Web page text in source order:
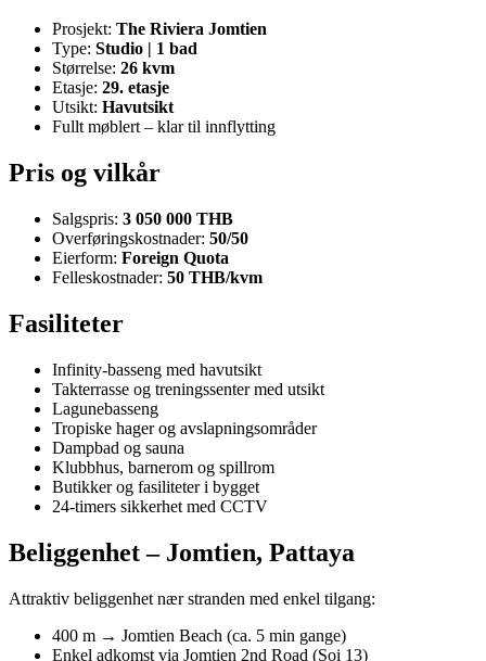
Prosjekt: The Riviera Jomtien
Type: Studio | 1 bad
Størrelse: 26 kvm
Etasje: 29. etasje
Utsikt: Havutsikt
Fullt møblert – klar til innflytting
Pris og vilkår
Salgspris: 3 050 000 THB
Overføringskostnader: 50/50
Eierform: Foreign Quota
Felleskostnader: 50 THB/kvm
Fasiliteter
Infinity-basseng med havutsikt
Takterrasse og treningssenter med utsikt
Lagunebasseng
Tropiske hager og avslapningsområder
Dampbad og sauna
Klubbhus, barnerom og spillrom
Butikker og fasiliteter i bygget
24-timers sikkerhet med CCTV
Beliggenhet – Jomtien, Pattaya
Attraktiv beliggenhet nær stranden med enkel tilgang:
400 m → Jomtien Beach (ca. 5 min gange)
Enkel adkomst via Jomtien 2nd Road (Soi 13)